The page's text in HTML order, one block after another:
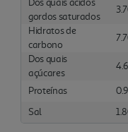
gordos saturados
Hidratos de
carbono
Dos quais
açúcares
Proteínas
Sal